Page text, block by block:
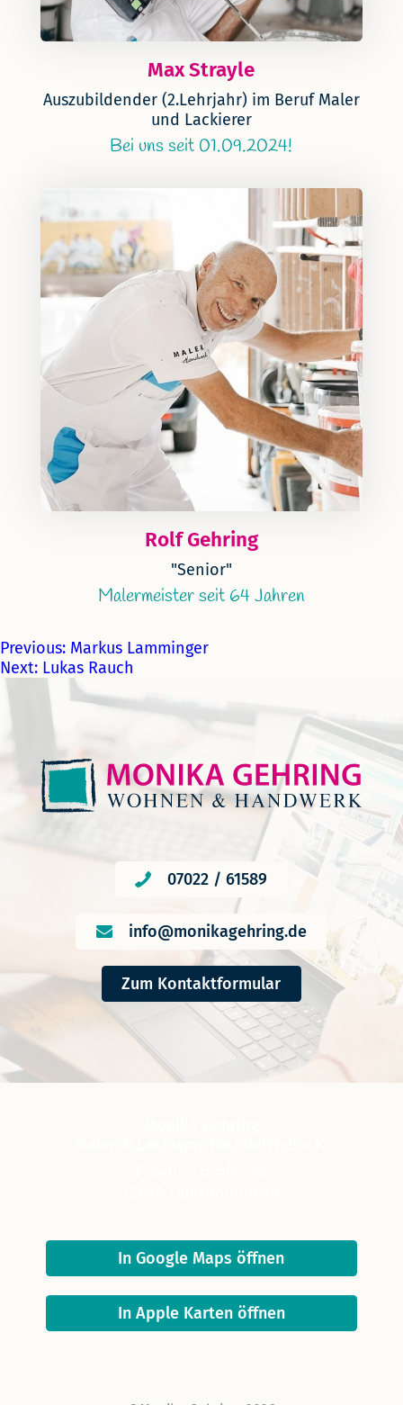
Max Strayle
Auszubildender (2.Lehrjahr) im Beruf Maler
und Lackierer
Bei uns seit 01.09.2024!
Rolf Gehring
"Senior"
Malermeister seit 64 Jahren
Previous: Markus Lamminger
Next: Lukas Rauch
07022 / 61589
info@monikagehring.de
Zum Kontaktformular
In Google Maps öffnen
In Apple Karten öffnen